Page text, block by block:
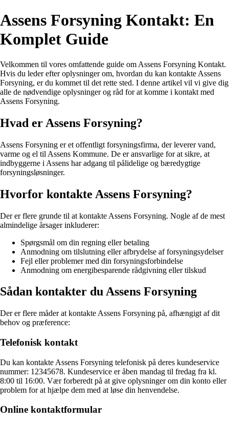
Assens Forsyning Kontakt: En
Komplet Guide
Velkommen til vores omfattende guide om Assens Forsyning Kontakt.
Hvis du leder efter oplysninger om, hvordan du kan kontakte Assens
Forsyning, er du kommet til det rette sted. I denne artikel vil vi give dig
alle de nødvendige oplysninger og råd for at komme i kontakt med
Assens Forsyning.
Hvad er Assens Forsyning?
Assens Forsyning er et offentligt forsyningsfirma, der leverer vand,
varme og el til Assens Kommune. De er ansvarlige for at sikre, at
indbyggerne i Assens har adgang til pålidelige og bæredygtige
forsyningsløsninger.
Hvorfor kontakte Assens Forsyning?
Der er flere grunde til at kontakte Assens Forsyning. Nogle af de mest
almindelige årsager inkluderer:
Spørgsmål om din regning eller betaling
Anmodning om tilslutning eller afbrydelse af forsyningsydelser
Fejl eller problemer med din forsyningsforbindelse
Anmodning om energibesparende rådgivning eller tilskud
Sådan kontakter du Assens Forsyning
Der er flere måder at kontakte Assens Forsyning på, afhængigt af dit
behov og præference:
Telefonisk kontakt
Du kan kontakte Assens Forsyning telefonisk på deres kundeservice
nummer: 12345678. Kundeservice er åben mandag til fredag ​​fra kl.
8:00 til 16:00. Vær forberedt på at give oplysninger om din konto eller
problem for at hjælpe dem med at løse din henvendelse.
Online kontaktformular